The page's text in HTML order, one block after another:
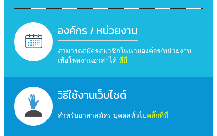
องค์กร / หน่วยงาน
สามารถสมัครสมาชิกในนามองค์กร/หน่วยงาน
เพื่อโพสงานอาสาได้ ที่นี่
วิธีใช้งานเว็บไซต์
สำหรับอาสาสมัคร บุคคลทั่วไปคลิ๊กที่นี่